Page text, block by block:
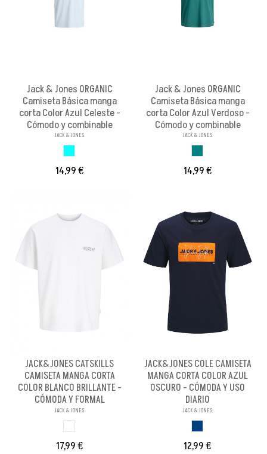
Jack & Jones ORGANIC
Camiseta Básica manga
corta Color Azul Celeste -
Cómodo y combinable
JACK & JONES
14,99 €
Jack & Jones ORGANIC
Camiseta Básica manga
corta Color Azul Verdoso -
Cómodo y combinable
JACK & JONES
14,99 €
JACK&JONES CATSKILLS
CAMISETA MANGA CORTA
COLOR BLANCO BRILLANTE -
CÓMODA Y FORMAL
JACK & JONES
17,99 €
JACK&JONES COLE CAMISETA
MANGA CORTA COLOR AZUL
OSCURO - CÓMODA Y USO
DIARIO
JACK & JONES
12,99 €